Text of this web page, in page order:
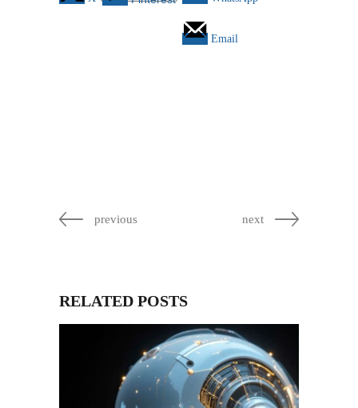
Email
previous next
RELATED POSTS